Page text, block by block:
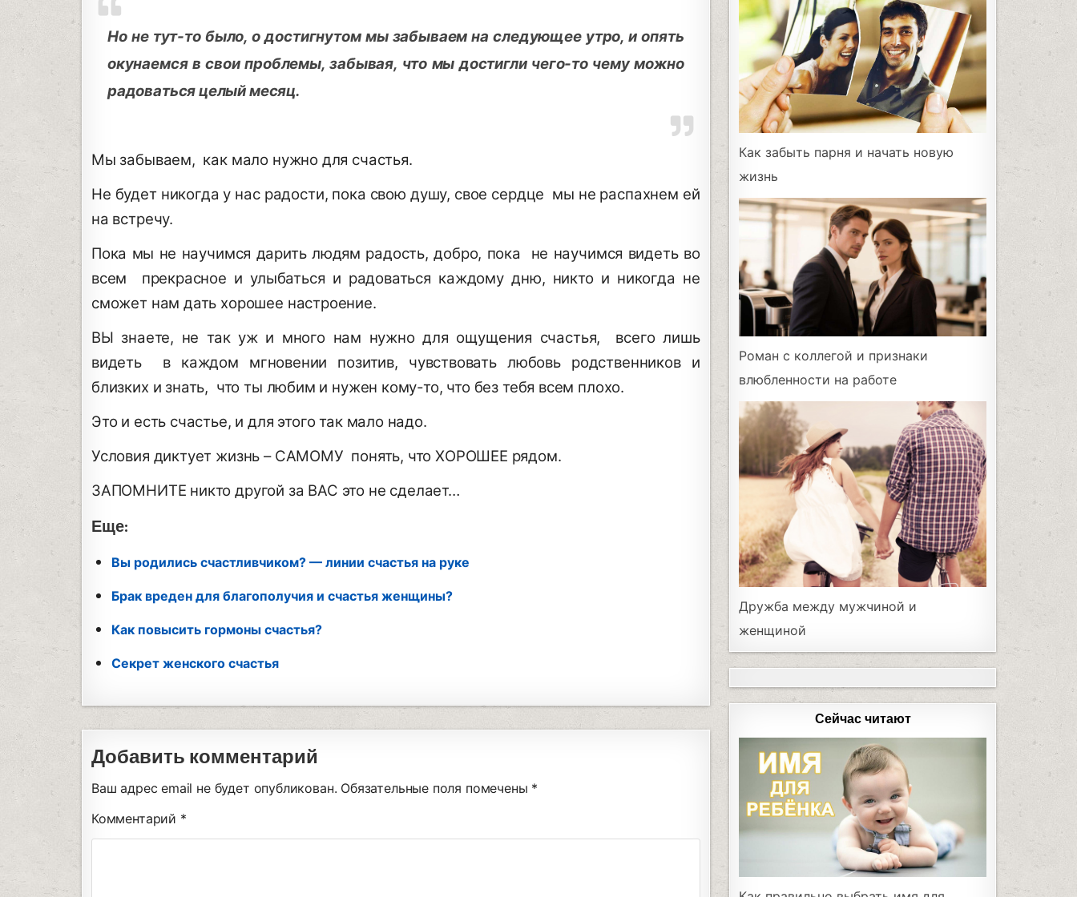
Но не тут-то было, о достигнутом мы забываем на следующее утро, и опять
окунаемся в свои проблемы, забывая, что мы достигли чего-то чему можно
радоваться целый месяц.
Мы забываем, как мало нужно для счастья.
Не будет никогда у нас радости, пока свою душу, свое сердце мы не распахнем ей
на встречу.
Пока мы не научимся дарить людям радость, добро, пока не научимся видеть во
всем прекрасное и улыбаться и радоваться каждому дню, никто и никогда не
сможет нам дать хорошее настроение.
ВЫ знаете, не так уж и много нам нужно для ощущения счастья, всего лишь
видеть в каждом мгновении позитив, чувствовать любовь родственников и
близких и знать, что ты любим и нужен кому-то, что без тебя всем плохо.
Это и есть счастье, и для этого так мало надо.
Условия диктует жизнь – САМОМУ понять, что ХОРОШЕЕ рядом.
ЗАПОМНИТЕ никто другой за ВАС это не сделает…
Еще:
Вы родились счастливчиком? — линии счастья на руке
Брак вреден для благополучия и счастья женщины?
Как повысить гормоны счастья?
Секрет женского счастья
Добавить комментарий
Ваш адрес email не будет опубликован. Обязательные поля помечены *
Комментарий *
Как забыть парня и начать новую
жизнь
Роман с коллегой и признаки
влюбленности на работе
Дружба между мужчиной и
женщиной
Сейчас читают